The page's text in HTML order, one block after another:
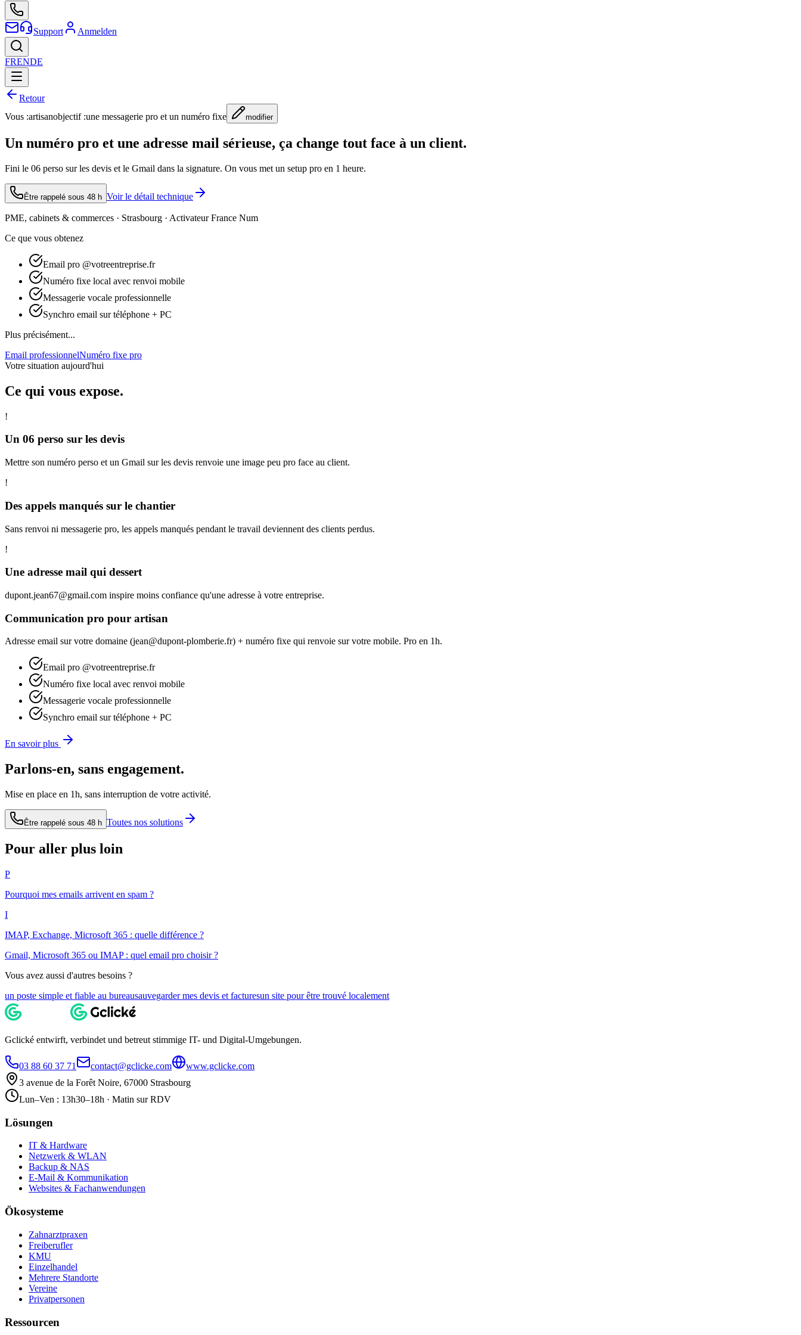
Support Anmelden
FRENDE
Retour
Vous :artisanobjectif :une messagerie pro et un numéro fixe modifier
Un numéro pro et une adresse mail sérieuse, ça change tout face à un client.
Fini le 06 perso sur les devis et le Gmail dans la signature. On vous met un setup pro en 1 heure.
Être rappelé sous 48 h Voir le détail technique
PME, cabinets & commerces · Strasbourg · Activateur France Num
Ce que vous obtenez
Email pro @votreentreprise.fr
Numéro fixe local avec renvoi mobile
Messagerie vocale professionnelle
Synchro email sur téléphone + PC
Plus précisément...
Email professionnelNuméro fixe pro
Votre situation aujourd'hui
Ce qui vous expose.
!
Un 06 perso sur les devis
Mettre son numéro perso et un Gmail sur les devis renvoie une image peu pro face au client.
!
Des appels manqués sur le chantier
Sans renvoi ni messagerie pro, les appels manqués pendant le travail deviennent des clients perdus.
!
Une adresse mail qui dessert
dupont.jean67@gmail.com inspire moins confiance qu'une adresse à votre entreprise.
Communication pro pour artisan
Adresse email sur votre domaine (jean@dupont-plomberie.fr) + numéro fixe qui renvoie sur votre mobile. Pro en 1h.
Email pro @votreentreprise.fr
Numéro fixe local avec renvoi mobile
Messagerie vocale professionnelle
Synchro email sur téléphone + PC
En savoir plus
Parlons-en, sans engagement.
Mise en place en 1h, sans interruption de votre activité.
Être rappelé sous 48 h Toutes nos solutions
Pour aller plus loin
P
Pourquoi mes emails arrivent en spam ?
I
IMAP, Exchange, Microsoft 365 : quelle différence ?
Gmail, Microsoft 365 ou IMAP : quel email pro choisir ?
Vous avez aussi d'autres besoins ?
un poste simple et fiable au bureausauvegarder mes devis et facturesun site pour être trouvé localement
Gclické entwirft, verbindet und betreut stimmige IT- und Digital-Umgebungen.
03 88 60 37 71 contact@gclicke.com
www.gclicke.com
3 avenue de la Forêt Noire, 67000 Strasbourg
Lun–Ven : 13h30–18h · Matin sur RDV
Lösungen
IT & Hardware
Netzwerk & WLAN
Backup & NAS
E-Mail & Kommunikation
Websites & Fachanwendungen
Ökosysteme
Zahnarztpraxen
Freiberufler
KMU
Einzelhandel
Mehrere Standorte
Vereine
Privatpersonen
Ressourcen